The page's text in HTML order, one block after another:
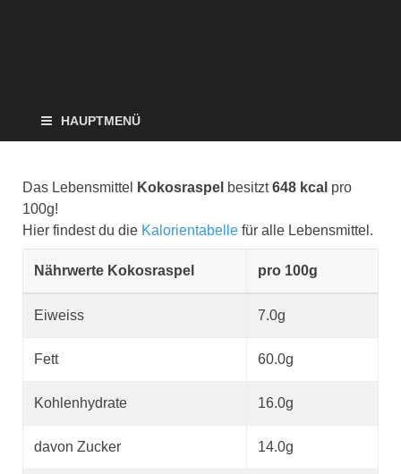
HAUPTMENÜ
Das Lebensmittel Kokosraspel besitzt648 kcal pro
100g!
Hier findest du die Kalorientabelle für alle Lebensmittel.
Nährwerte Kokosraspel pro 100g
Eiweiss 7.0g
Fett 60.0g
Kohlenhydrate 16.0g
davon Zucker 14.0g